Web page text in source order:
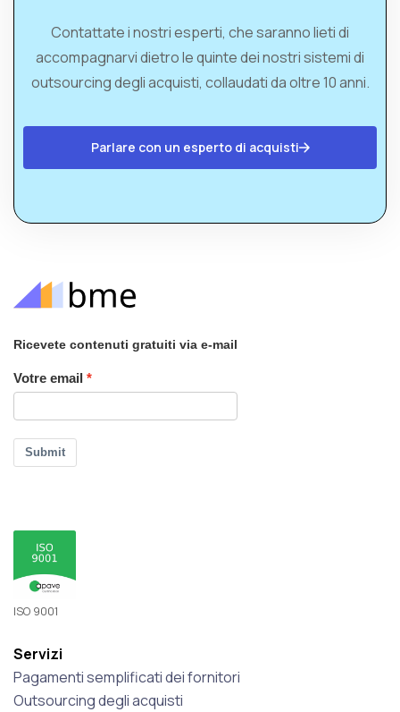
Contattate i nostri esperti, che saranno lieti di
accompagnarvi dietro le quinte dei nostri sistemi di
outsourcing degli acquisti, collaudati da oltre 10 anni.
Parlare con un esperto di acquisti
Ricevete contenuti gratuiti via e-mail
Votre email
Submit
ISO 9001
Servizi
Pagamenti semplificati dei fornitori
Outsourcing degli acquisti